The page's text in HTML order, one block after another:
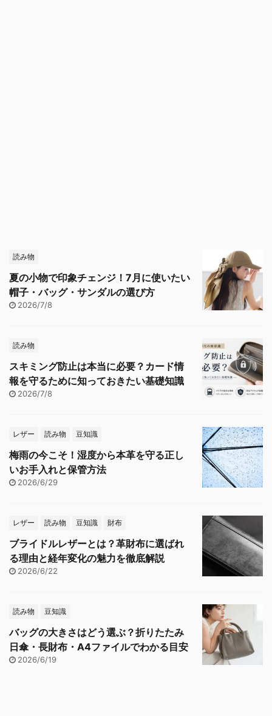
読み物
夏の小物で印象チェンジ！7月に使いたい
帽子・バッグ・サンダルの選び方
2026/7/8
読み物
スキミング防止は本当に必要？カード情
報を守るために知っておきたい基礎知識
2026/7/8
レザー 読み物 豆知識
梅雨の今こそ！湿度から本革を守る正し
いお手入れと保管方法
2026/6/29
レザー 読み物 豆知識 財布
ブライドルレザーとは？革財布に選ばれ
る理由と経年変化の魅力を徹底解説
2026/6/22
読み物 豆知識
バッグの大きさはどう選ぶ？折りたたみ
日傘・長財布・A4ファイルでわかる目安
2026/6/19